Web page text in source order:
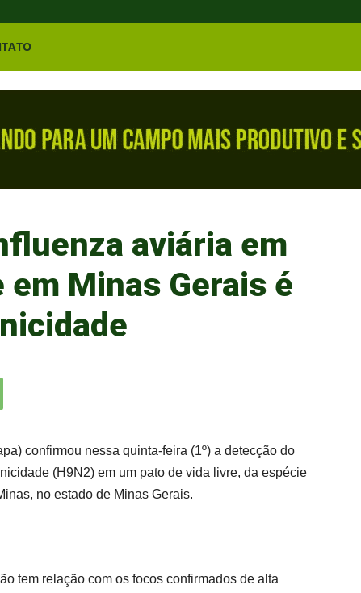
aviária em
Minas Gerais é
confirmou nessa quinta-feira (1º) a detecção do
(H9N2) em um pato de vida livre, da espécie
no estado de Minas Gerais.
tem relação com os focos confirmados de alta